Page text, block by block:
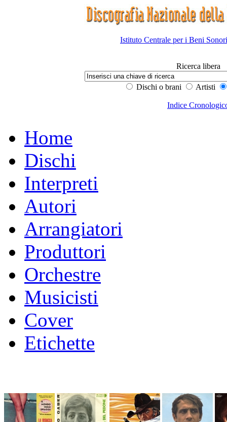
Istituto Centrale per i Beni
Ricerca libera
Dischi o brani Artisti
Indice
Home
Dischi
Interpreti
Autori
Arrangiatori
Produttori
Orchestre
Musicisti
Cover
Etichette